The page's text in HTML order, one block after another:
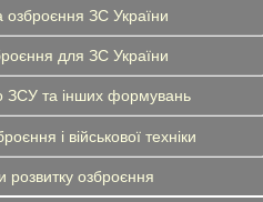
ЗС України
для ЗС України
та інших формувань
і військової техніки
розвитку озброєння